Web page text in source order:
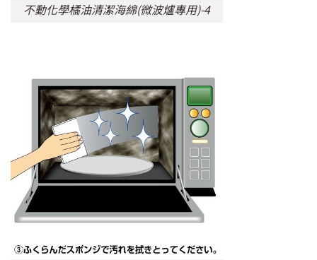
不動化學橘油清潔海綿(微波爐專用)-4